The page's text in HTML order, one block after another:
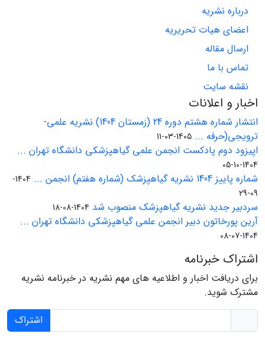
درباره نشریه
اعضای هیات تحریریه
ارسال مقاله
تماس با ما
نقشه سایت
اخبار و اعلانات
انتشار شماره هشتم دوره 24 (زمستان 1404) نشریه علمی-
ترویجی(حرفه ... 1405-03-11
اپیزود دوم پادکست انجمن علمی گیاهپزشکی دانشگاه تهران ...
1404-10-05
شماره پاییز 1404 نشریه گیاهپزشک (شماره هفتم) انجمن ...
1404-
09-29
سردبیر جدید نشریه گیاهپزشک منصوب شد 1404-08-18
آرین پورخاتون دبیر انجمن علمی گیاهپزشکی دانشگاه تهران ...
1404-07-08
اشتراک خبرنامه
برای دریافت اخبار و اطلاعیه های مهم نشریه در خبرنامه نشریه
مشترک شوید.
اشتراک